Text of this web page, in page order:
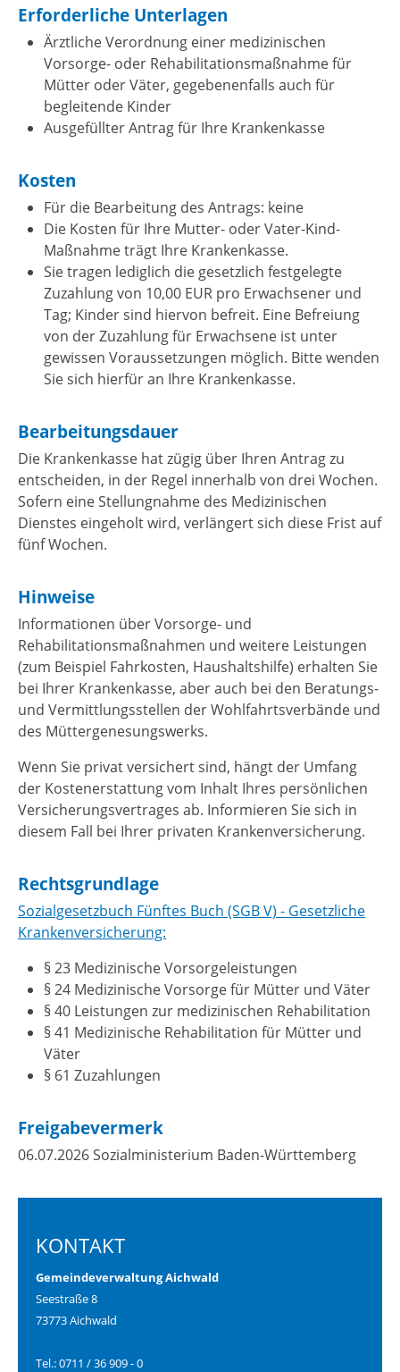
Erforderliche Unterlagen
Ärztliche Verordnung einer medizinischen
Vorsorge- oder Rehabilitationsmaßnahme für
Mütter oder Väter, gegebenenfalls auch für
begleitende Kinder
Ausgefüllter Antrag für Ihre Krankenkasse
Kosten
Für die Bearbeitung des Antrags: keine
Die Kosten für Ihre Mutter- oder Vater-Kind-
Maßnahme trägt Ihre Krankenkasse.
Sie tragen lediglich die gesetzlich festgelegte
Zuzahlung von 10,00 EUR pro Erwachsener und
Tag; Kinder sind hiervon befreit. Eine Befreiung
von der Zuzahlung für Erwachsene ist unter
gewissen Voraussetzungen möglich. Bitte wenden
Sie sich hierfür an Ihre Krankenkasse.
Bearbeitungsdauer
Die Krankenkasse hat zügig über Ihren Antrag zu
entscheiden, in der Regel innerhalb von drei Wochen.
Sofern eineStellungnahme des Medizinischen
Dienstes eingeholt wird, verlängert sich diese Frist auf
fünf Wochen.
Hinweise
Informationen über Vorsorge- und
Rehabilitationsmaßnahmen und weitere Leistungen
(zum Beispiel Fahrkosten, Haushaltshilfe) erhalten Sie
bei Ihrer Krankenkasse, aber auch bei den Beratungs-
und Vermittlungsstellen der Wohlfahrtsverbände und
des Müttergenesungswerks.
Wenn Sie privat versichert sind, hängt der Umfang
der Kostenerstattung vom Inhalt Ihres persönlichen
Versicherungsvertrages ab. Informieren Sie sich in
diesem Fall bei Ihrer privaten Krankenversicherung.
Rechtsgrundlage
Sozialgesetzbuch Fünftes Buch (SGB V) - Gesetzliche
Krankenversicherung:
§ 23 Medizinische Vorsorgeleistungen
§ 24 Medizinische Vorsorge für Mütter und Väter
§ 40 Leistungen zur medizinischen Rehabilitation
§ 41 Medizinische Rehabilitation für Mütter und
Väter
§ 61 Zuzahlungen
Freigabevermerk
06.07.2026Sozialministerium Baden-Württemberg
KONTAKT
Gemeindeverwaltung Aichwald
Seestraße 8
73773 Aichwald
Tel.: 0711 / 36 909 - 0